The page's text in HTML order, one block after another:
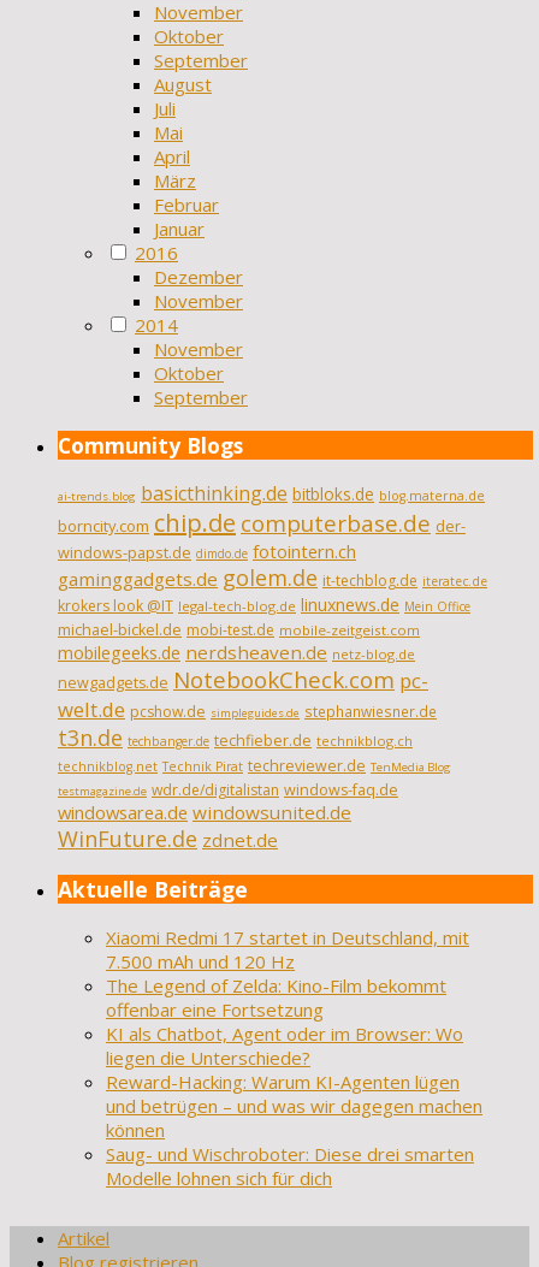
November
Oktober
September
August
Juli
Mai
April
März
Februar
Januar
2016
Dezember
November
2014
November
Oktober
September
Community Blogs
ai-trends.blog basicthinking.de bitbloks.de blog.materna.de
borncity.com chip.de computerbase.de der-
windows-papst.de dimdo.de fotointern.ch
gaminggadgets.de golem.de it-techblog.de iteratec.de
krokers look @IT legal-tech-blog.de linuxnews.de Mein Office
michael-bickel.de mobi-test.de mobile-zeitgeist.com
mobilegeeks.de nerdsheaven.de netz-blog.de
newgadgets.de NotebookCheck.com pc-
welt.de pcshow.de simpleguides.de stephanwiesner.de
t3n.de techbanger.de techfieber.de technikblog.ch
technikblog.net Technik Pirat techreviewer.de TenMedia Blog
testmagazine.de wdr.de/digitalistan windows-faq.de
windowsarea.de windowsunited.de
WinFuture.de zdnet.de
Aktuelle Beiträge
Xiaomi Redmi 17 startet in Deutschland, mit
7.500 mAh und 120 Hz
The Legend of Zelda: Kino-Film bekommt
offenbar eine Fortsetzung
KI als Chatbot, Agent oder im Browser: Wo
liegen die Unterschiede?
Reward-Hacking: Warum KI-Agenten lügen
und betrügen – und was wir dagegen machen
können
Saug- und Wischroboter: Diese drei smarten
Modelle lohnen sich für dich
Artikel
Blog registrieren